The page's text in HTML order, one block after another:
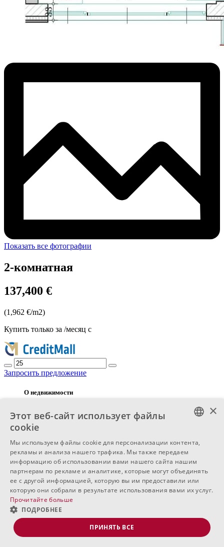
Показать все фотографии
2-комнатная
137,400 €
(1,962 €/m2)
Купить только за /месяц с
Запросить предложение
О недвижимости
ПЕРЕД АКТОМ 15!! СРЕДНИЙ ЭТАЖ!!
ЛЕВСКИ!!
новом построенном здании с АКТОМ 14 от
зарекомендовавшего себя застройщика с
реализованными объектами в городе. Жильё
расположено на пятом этаже из десяти.
Локация:
Здание находится в районе Левски, в
непосредственной близости от:
ENGLISH
RUSSIAN
×
Этот веб-сайт использует файлы
cookie
Мы используем файлы cookie для персонализации контента,
рекламы и анализа нашего трафика. Мы также передаем
информацию об использовании вами нашего сайта нашим
партнерам по рекламе и аналитике, которые могут объединять
ее с другой информацией, которую вы им предоставили или
которую они собрали в результате использования вами их услуг.
Прочитайте больше
ПОДРОБНЕЕ
ПРИНЯТЬ ВСЕ